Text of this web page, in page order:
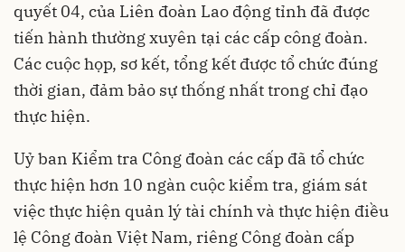
quyết 04, của Liên đoàn Lao động tỉnh đã được
tiến hành thường xuyên tại các cấp công đoàn.
Các cuộc họp, sơ kết, tổng kết được tổ chức đúng
thời gian, đảm bảo sự thống nhất trong chỉ đạo
thực hiện.
Uỷ ban Kiểm tra Công đoàn các cấp đã tổ chức
thực hiện hơn 10 ngàn cuộc kiểm tra, giám sát
việc thực hiện quản lý tài chính và thực hiện điều
lệ Công đoàn Việt Nam, riêng Công đoàn cấp